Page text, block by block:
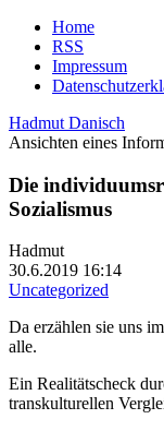
Home
RSS
Impressum
Hadmut Danisch
Ansichten eines
Die
Sozialismus
Hadmut
30.6.2019 16:14
Uncategorized
Da erzählen sie uns
alle.
Ein Realitätscheck
transkulturellen